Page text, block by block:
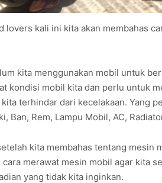
lovers kali ini kita akan membahas
kita menggunakan mobil untuk
kondisi mobil kita dan perlu untuk
terhindar dari kecelakaan. Yang
Ban, Rem, Lampu Mobil, AC,
kita membahas tentang mesin
cara merawat mesin mobil agar kita
yang tidak kita inginkan.